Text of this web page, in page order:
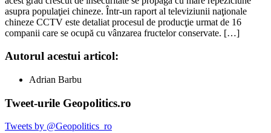
asupra populaţiei chineze. Într-un raport al televiziunii naţionale
chineze CCTV este detaliat procesul de producţie urmat de 16
companii care se ocupă cu vânzarea fructelor conservate. […]
Autorul acestui articol:
Adrian Barbu
Tweet-urile Geopolitics.ro
Tweets by @Geopolitics_ro